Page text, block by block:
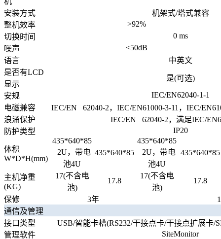
安装方式
机架式/塔式兼容
整机效率
>92%
切换时间
0 ms
噪声
<50dB
语言
中英文
是否有LCD
显示
是(可选)
安规
IEC/EN62040-1-1
电磁兼容
IEC/EN 62040-2，IEC/EN61000-3-11，IEC/
浪涌保护
IEC/EN 62040-2，满足IEC/
防护类型
IP20
体积
W*D*H(mm)
435*640*85
2U，带电
池4U
435*640*85
435*640*85
2U，带电
池4U
435*640*85
主机净重
(KG)
17(不含电
池)
17.8
17(不含电
池)
17.8
保修 3年
通信及管理
接口类型
USB/智能卡槽(RS232/干接点卡/干接点扩展卡/
管理软件
SiteMonitor